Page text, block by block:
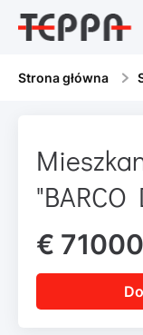
Strona główna
"BARCO
€ 71000